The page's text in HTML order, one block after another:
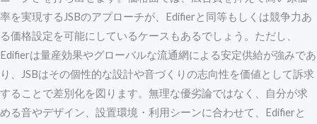
率を実現するJSBのアプローチが、Edifierと同等もしくは競争力あ
る価格設定を可能にしているケースもあるでしょう。ただし、
Edifierは量産効果やグローバルな流通網による安定供給が強みであ
り、JSBはその個性的な設計や音づくりの志向性を価値として訴求
することで差別化を図ります。無理な優劣論ではなく、自分が求
める音やデザイン、設置環境・利用シーンに合わせて、Edifierと